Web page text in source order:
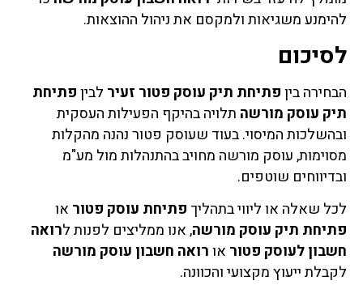
להימנע משגיאות ולמקסם את ניהול ההוצאות.
לסיכום
הבחירה ביןפתיחת תיק עוסק פטור זעיר לביןפתיחת
תיק עוסק מורשה תלויה בהיקף הפעילות העסקית
ובהשלכות המיסוי. בעוד שעוסק פטור נהנה מהקלות
מסוימות, עוסק מורשה מחויב בהתנהלות מול מע"מ
ובדיווחים שוטפים.
לכל שאלה או ליווי בתהליךפתיחת עוסק פטור או
פתיחת תיק עוסק מורשה, אנו ממליצים לפנות לרואה
חשבון לעוסק פטור אורואה חשבון עוסק מורשה
לקבלת ייעוץ מקצועי והכוונה.